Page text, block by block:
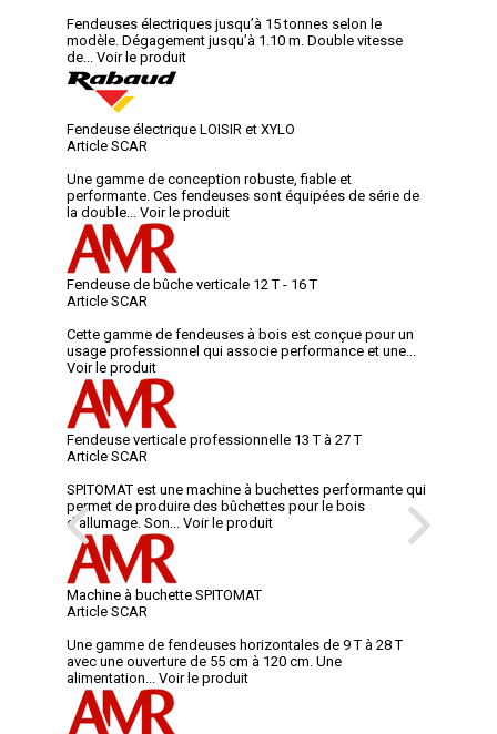
Fendeuses électriques jusqu’à 15 tonnes selon le
modèle. Dégagement jusqu’à 1.10 m. Double vitesse
de...
Voir le produit
Fendeuse électrique LOISIR et XYLO
Article SCAR
Une gamme de conception robuste, fiable et
performante. Ces fendeuses sont équipées de série de
la double...
Voir le produit
Fendeuse de bûche verticale 12 T - 16 T
Article SCAR
Cette gamme de fendeuses à bois est conçue pour un
usage professionnel qui associe performance et une...
Voir le produit
Fendeuse verticale professionnelle 13 T à 27 T
Article SCAR
SPITOMAT est une machine à buchettes performante qui
permet de produire des bûchettes pour le bois
d’allumage. Son...
Voir le produit
Machine à buchette SPITOMAT
Article SCAR
Une gamme de fendeuses horizontales de 9 T à 28 T
avec une ouverture de 55 cm à 120 cm. Une
alimentation...
Voir le produit